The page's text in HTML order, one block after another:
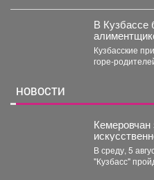
В Кузбассе
невероятно
Кузбасские
горе-
НОВОСТИ
Кемеровчан
В среду, 5
"Кузбасс"